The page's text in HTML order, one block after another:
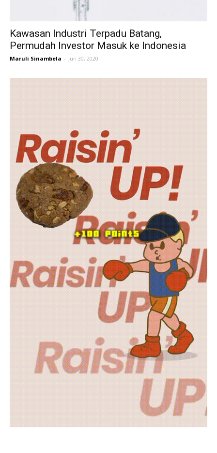
Kawasan Industri Terpadu Batang,
Permudah Investor Masuk ke Indonesia
Maruli Sinambela - Jun 30, 2020